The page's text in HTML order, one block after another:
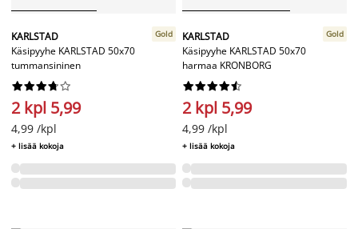
KARLSTAD
Käsipyyhe KARLSTAD 50x70
tummansininen
Gold






2 kpl 5,99
4,99 /kpl
+ lisää kokoja
KARLSTAD
Käsipyyhe KARLSTAD 50x70
harmaa KRONBORG
Gold






2 kpl 5,99
4,99 /kpl
+ lisää kokoja